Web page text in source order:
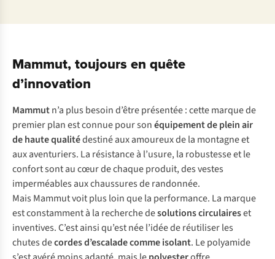
Mammut, toujours en quête
d’innovation
Mammutn’a plus besoin d’être présentée : cette marque de
premier plan est connue pour sonéquipement de plein air
de haute qualitédestiné aux amoureux de la montagne et
aux aventuriers. La résistance à l’usure, la robustesse et le
confort sont au cœur de chaque produit, des vestes
imperméables aux chaussures de randonnée.
Mais Mammut voit plus loin que la performance. La marque
est constamment à la recherche desolutions circulaireset
inventives. C’est ainsi qu’est née l’idée de réutiliser les
chutes decordes d’escalade comme isolant. Le polyamide